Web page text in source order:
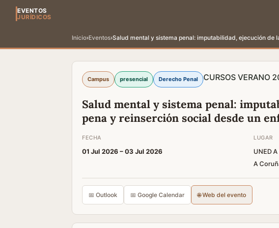
EVENTOS
JURÍDICOS
Inicio›Eventos›Salud mental y sistema penal: imputabilidad, ejecución
Campus presencial Derecho Penal CURSOS VERANO
Salud mental y sistema penal:
pena y reinserción social desde un
FECHA
01 Jul 2026 –03 Jul 2026
LUGAR
UNED
A
📅 Outlook 📅 Google Calendar 🌐 Web del evento